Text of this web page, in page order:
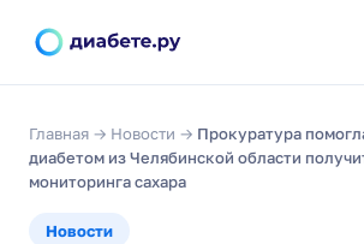
Главная → Новости → Прокуратура
диабетом из Челябинской области
мониторинга сахара
Новости